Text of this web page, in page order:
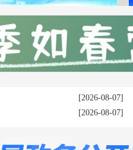
[2026-08-07]
[2026-08-07]